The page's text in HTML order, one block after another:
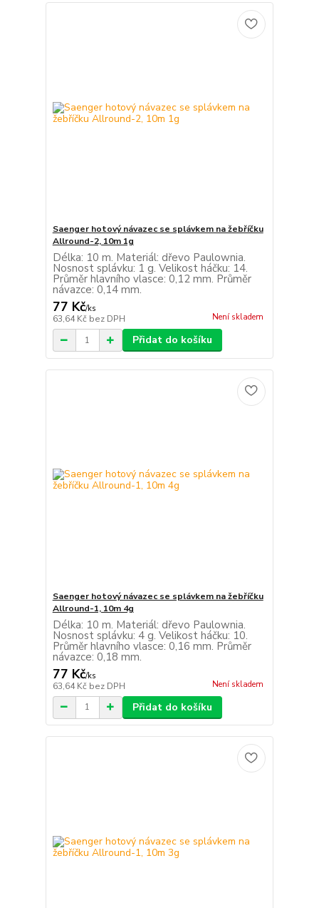
Saenger hotový návazec se splávkem na žebříčku
Allround-2, 10m 1g
Délka: 10 m. Materiál: dřevo Paulownia.
Nosnost splávku: 1 g. Velikost háčku: 14.
Průměr hlavního vlasce: 0,12 mm. Průměr
návazce: 0,14 mm.
77 Kč/ks
63,64 Kč bez DPH Není skladem
Přidat do košíku
Saenger hotový návazec se splávkem na žebříčku
Allround-1, 10m 4g
Délka: 10 m. Materiál: dřevo Paulownia.
Nosnost splávku: 4 g. Velikost háčku: 10.
Průměr hlavního vlasce: 0,16 mm. Průměr
návazce: 0,18 mm.
77 Kč/ks
63,64 Kč bez DPH Není skladem
Přidat do košíku